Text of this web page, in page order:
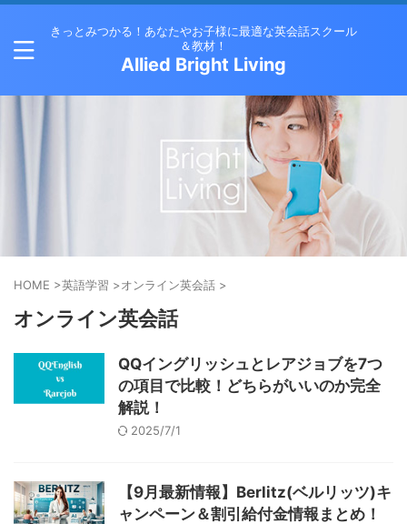
きっとみつかる！あなたやお子様に最適な英会話スクール
＆教材！
Allied Bright Living
HOME >英語学習 >オンライン英会話 >
オンライン英会話
QQイングリッシュとレアジョブを7つ
の項目で比較！どちらがいいのか完全
解説！
2025/7/1
【9月最新情報】Berlitz(ベルリッツ)キ
ャンペーン＆割引給付金情報まとめ！